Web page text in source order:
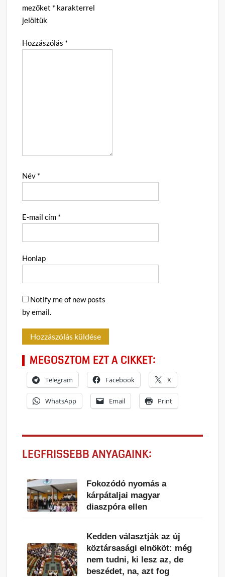
mezőket * karakterrel
jelöltük
Hozzászólás *
Név *
E-mail cím *
Honlap
Notify me of new posts
by email.
MEGOSZTOM EZT A CIKKET:
Telegram Facebook X
WhatsApp Email Print
LEGFRISSEBB ANYAGAINK:
Fokozódó nyomás a
kárpátaljai magyar
diaszpóra ellen
Kedden választják az új
köztársasági elnököt: még
nem tudni, ki lesz az, de
beszédet, na, azt fog